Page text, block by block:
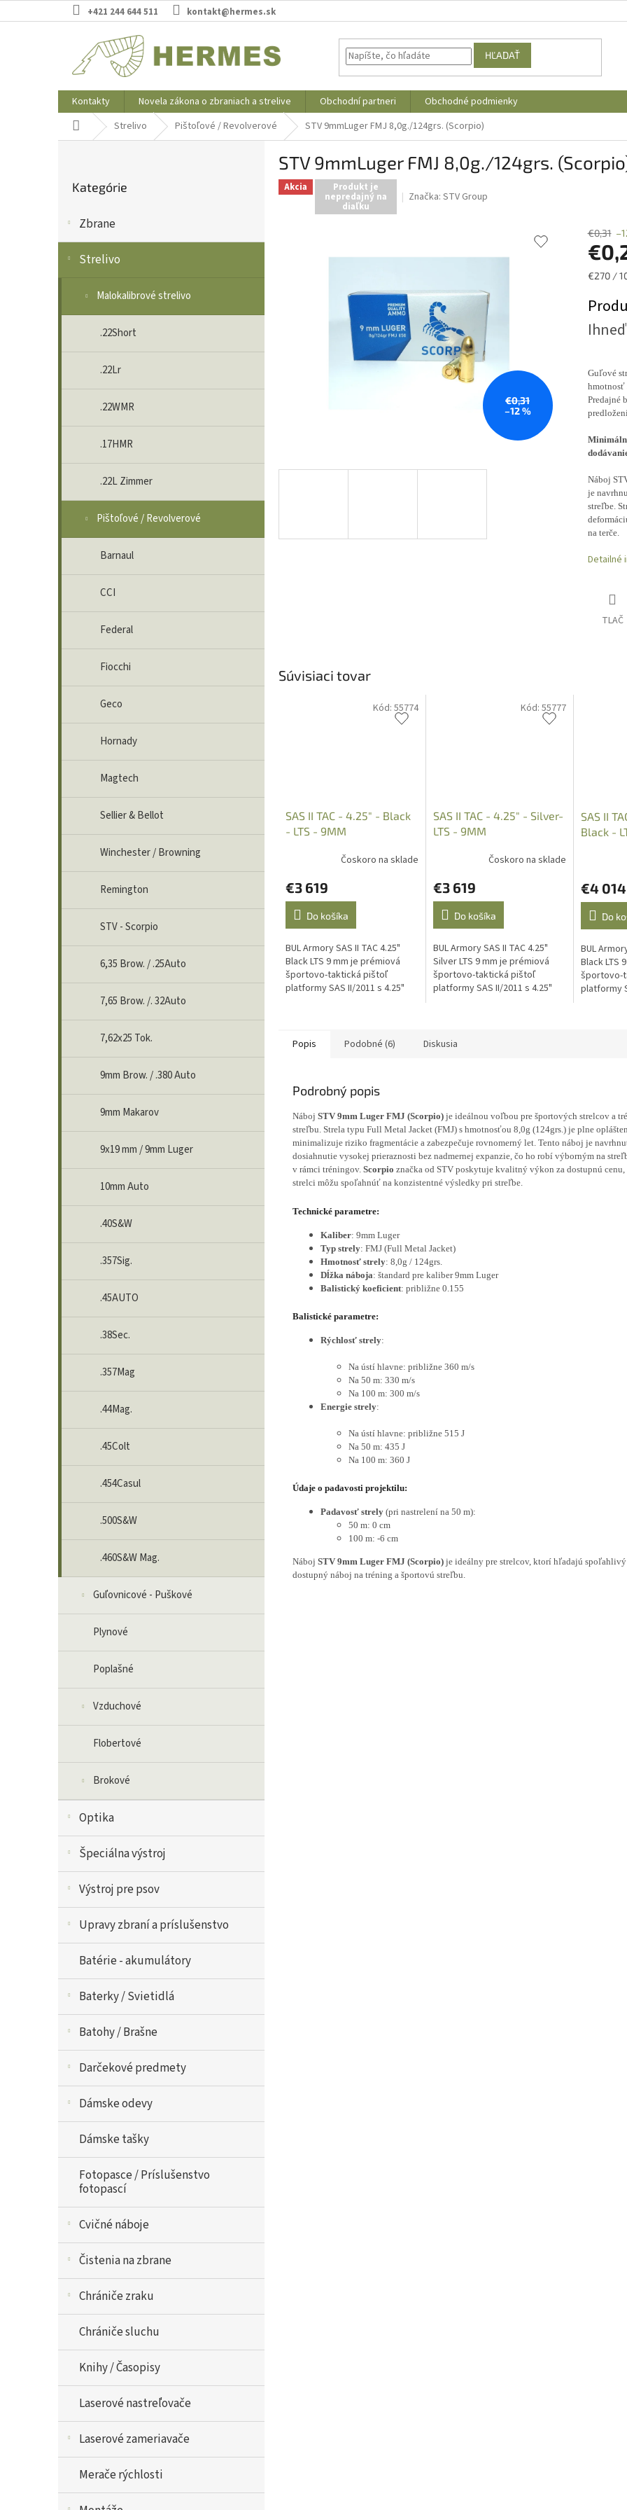
na
+421 244 644 511 kontakt@hermes.sk
HĽADAŤ
Kontakty Novela zákona o zbraniach a strelive Obchodní partneri
Obchodné podmienky
DomovStrelivo Pištoľové / Revolverové STV 9mmLuger FMJ 8,0g./124grs. (Scorpio)
a
kategórie
Kategórie
Zbrane
Strelivo
Malokalibrové strelivo
.22Short
.22Lr
.22WMR
.17HMR
.22L Zimmer
Pištoľové / Revolverové
Barnaul
CCI
Federal
Fiocchi
Geco
Hornady
Magtech
Sellier & Bellot
Winchester / Browning
Remington
STV - Scorpio
6,35 Brow. / .25Auto
7,65 Brow. /. 32Auto
7,62x25 Tok.
9mm Brow. / .380 Auto
9mm Makarov
9x19 mm / 9mm Luger
10mm Auto
.40S&W
.357Sig.
.45AUTO
.38Sec.
.357Mag
.44Mag.
.45Colt
.454Casul
.500S&W
.460S&W Mag.
Guľovnicové - Puškové
Plynové
Poplašné
Vzduchové
Flobertové
Brokové
Optika
Špeciálna výstroj
Výstroj pre psov
Upravy zbraní a príslušenstvo
Batérie - akumulátory
Baterky / Svietidlá
Batohy / Brašne
Darčekové predmety
Dámske odevy
Dámske tašky
Fotopasce / Príslušenstvo
fotopascí
Cvičné náboje
Čistenia na zbrane
Chrániče zraku
Chrániče sluchu
Knihy / Časopisy
Laserové nastreľovače
Laserové zameriavače
Merače rýchlosti
STV 9mmLuger FMJ 8,0g./124grs.
Akcia Produkt je
nepredajný na
diaľku
Značka: STV Group
€0,31
–12 %
€0,31
€270 /
Guľové
hmotnosť
Predajné
Náboj
je
streľbe.
na terče.
Detailné
TLAČ
Súvisiaci tovar
SAS II TAC - 4.25" - Black
- LTS - 9MM
Čoskoro na sklade
€3 619
Do košíka
BUL Armory SAS II TAC 4.25"
Black LTS 9 mm je prémiová
športovo-taktická pištoľ
platformy SAS II/2011 s 4.25"
Kód: 55774
SAS II TAC - 4.25" - Silver-
LTS - 9MM
Čoskoro na sklade
€3 619
Do košíka
BUL Armory SAS II TAC 4.25"
Silver LTS 9 mm je prémiová
športovo-taktická pištoľ
platformy SAS II/2011 s 4.25"
Kód: 55777
SAS II
Black -
€4 014
Do
BUL
Black LTS
športovo-
platformy
Popis Podobné (6) Diskusia
Podrobný popis
Náboj STV 9mm Luger FMJ (Scorpio) je ideálnou voľbou pre športových strelcov a
streľbu. Strela typu Full Metal Jacket (FMJ) s hmotnosťou 8,0g (124grs.) je plne
minimalizuje riziko fragmentácie a zabezpečuje rovnomerný let. Tento náboj je
dosiahnutie vysokej prieraznosti bez nadmernej expanzie, čo ho robí výborným na
v rámci tréningov. Scorpio značka od STV poskytuje kvalitný výkon za dostupnú cenu,
strelci môžu spoľahnúť na konzistentné výsledky pri streľbe.
Technické parametre:
Kaliber: 9mm Luger
Typ strely: FMJ (Full Metal Jacket)
Hmotnosť strely: 8,0g / 124grs.
Dĺžka náboja: štandard pre kaliber 9mm Luger
Balistický koeficient: približne 0.155
Balistické parametre:
Rýchlosť strely:
Na ústí hlavne: približne 360 m/s
Na 50 m: 330 m/s
Na 100 m: 300 m/s
Energie strely:
Na ústí hlavne: približne 515 J
Na 50 m: 435 J
Na 100 m: 360 J
Údaje o padavosti projektilu:
Padavosť strely (pri nastrelení na 50 m):
50 m: 0 cm
100 m: -6 cm
Náboj STV 9mm Luger FMJ (Scorpio) je ideálny pre strelcov, ktorí hľadajú spoľahlivý
dostupný náboj na tréning a športovú streľbu.